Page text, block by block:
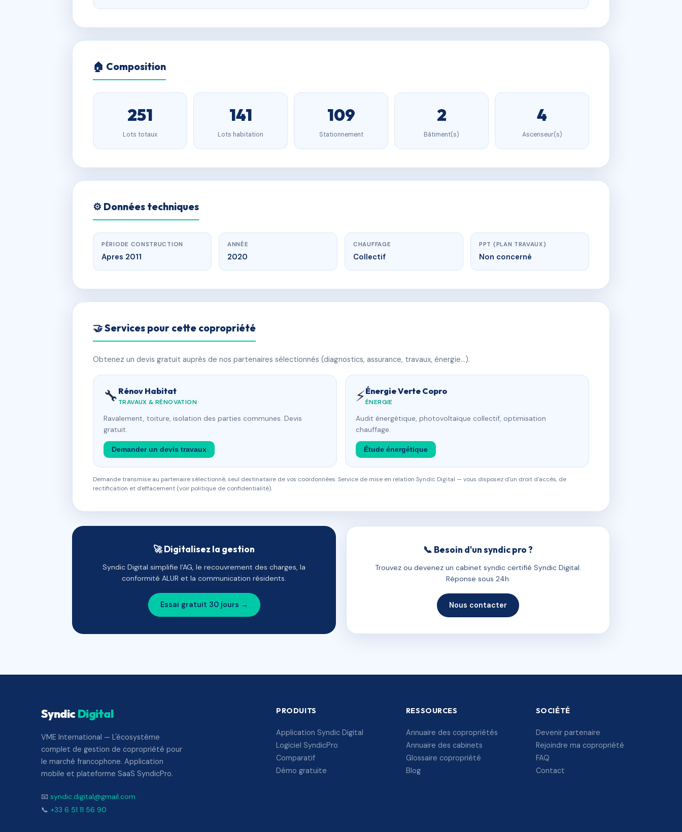
🏠 Composition
251
Lots totaux
141
Lots habitation
109
Stationnement
2
Bâtiment(s)
4
Ascenseur(s)
⚙️ Données techniques
PÉRIODE CONSTRUCTION
Apres 2011
ANNÉE
2020
CHAUFFAGE
Collectif
PPT (PLAN TRAVAUX)
Non concerné
🤝 Services pour cette copropriété
Obtenez un devis gratuit auprès de nos partenaires sélectionnés (diagnostics, assurance, travaux, énergie…).
🔧 Rénov Habitat
TRAVAUX & RÉNOVATION
Ravalement, toiture, isolation des parties communes. Devis
gratuit.
Demander un devis travaux
⚡Énergie Verte Copro
ÉNERGIE
Audit énergétique, photovoltaïque collectif, optimisation
chauffage.
Étude énergétique
Demande transmise au partenaire sélectionné, seul destinataire de vos coordonnées. Service de mise en relation Syndic Digital — vous disposez d'un droit d'accès, de
rectification et d'effacement (voir politique de confidentialité).
🚀 Digitalisez la gestion
Syndic Digital simplifie l'AG, le recouvrement des charges, la
conformité ALUR et la communication résidents.
Essai gratuit 30 jours →
📞 Besoin d'un syndic pro ?
Trouvez ou devenez un cabinet syndic certifié Syndic Digital.
Réponse sous 24h.
Nous contacter
SyndicDigital
VME International — L'écosystème
complet de gestion de copropriété pour
le marché francophone. Application
mobile et plateforme SaaS SyndicPro.
📧 syndic.digital@gmail.com
📞 +33 6 51 11 56 90
PRODUITS
Application Syndic Digital
Logiciel SyndicPro
Comparatif
Démo gratuite
RESSOURCES
Annuaire des copropriétés
Annuaire des cabinets
Glossaire copropriété
Blog
SOCIÉTÉ
Devenir partenaire
Rejoindre ma copropriété
FAQ
Contact